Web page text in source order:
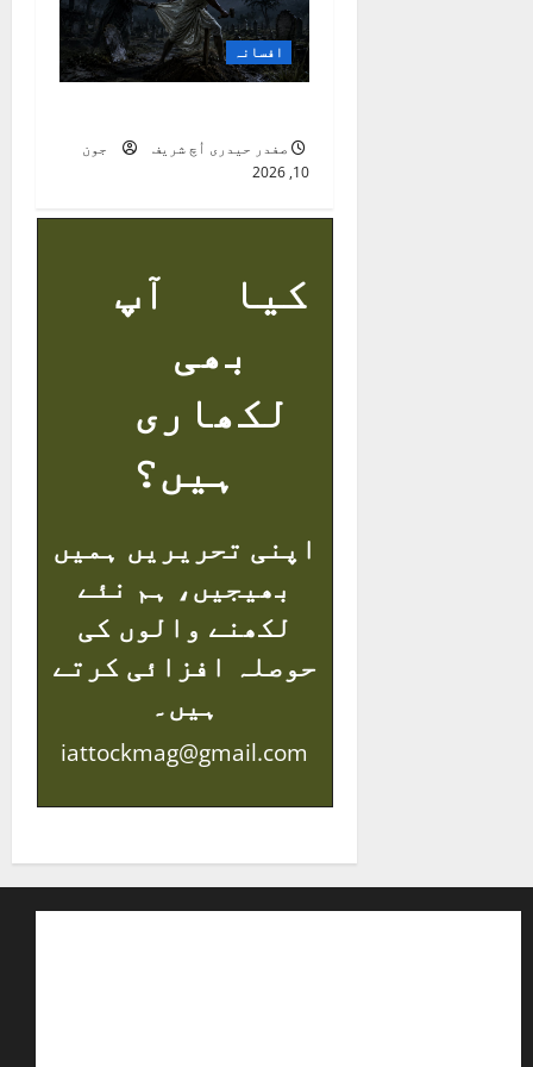
افسانہ
صفدر حیدری اُچ شریف
جون
10, 2026
کیا آپ
بھی
لکھاری
ہیں؟
اپنی تحریریں ہمیں
بھیجیں، ہم نئے
لکھنے والوں کی
حوصلہ افزائی کرتے
ہیں۔
iattockmag@gmail.com